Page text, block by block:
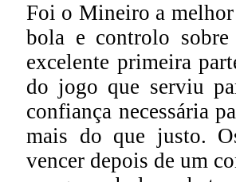
Foi o Mineiro a melhor
bola e controlo
excelente primeira
do jogo que serviu
confiança necessária
mais do que justo.
vencer depois de um